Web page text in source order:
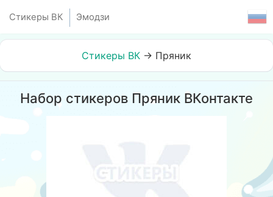
Стикеры ВК Эмодзи
Стикеры ВК → Пряник
Набор стикеров Пряник ВКонтакте